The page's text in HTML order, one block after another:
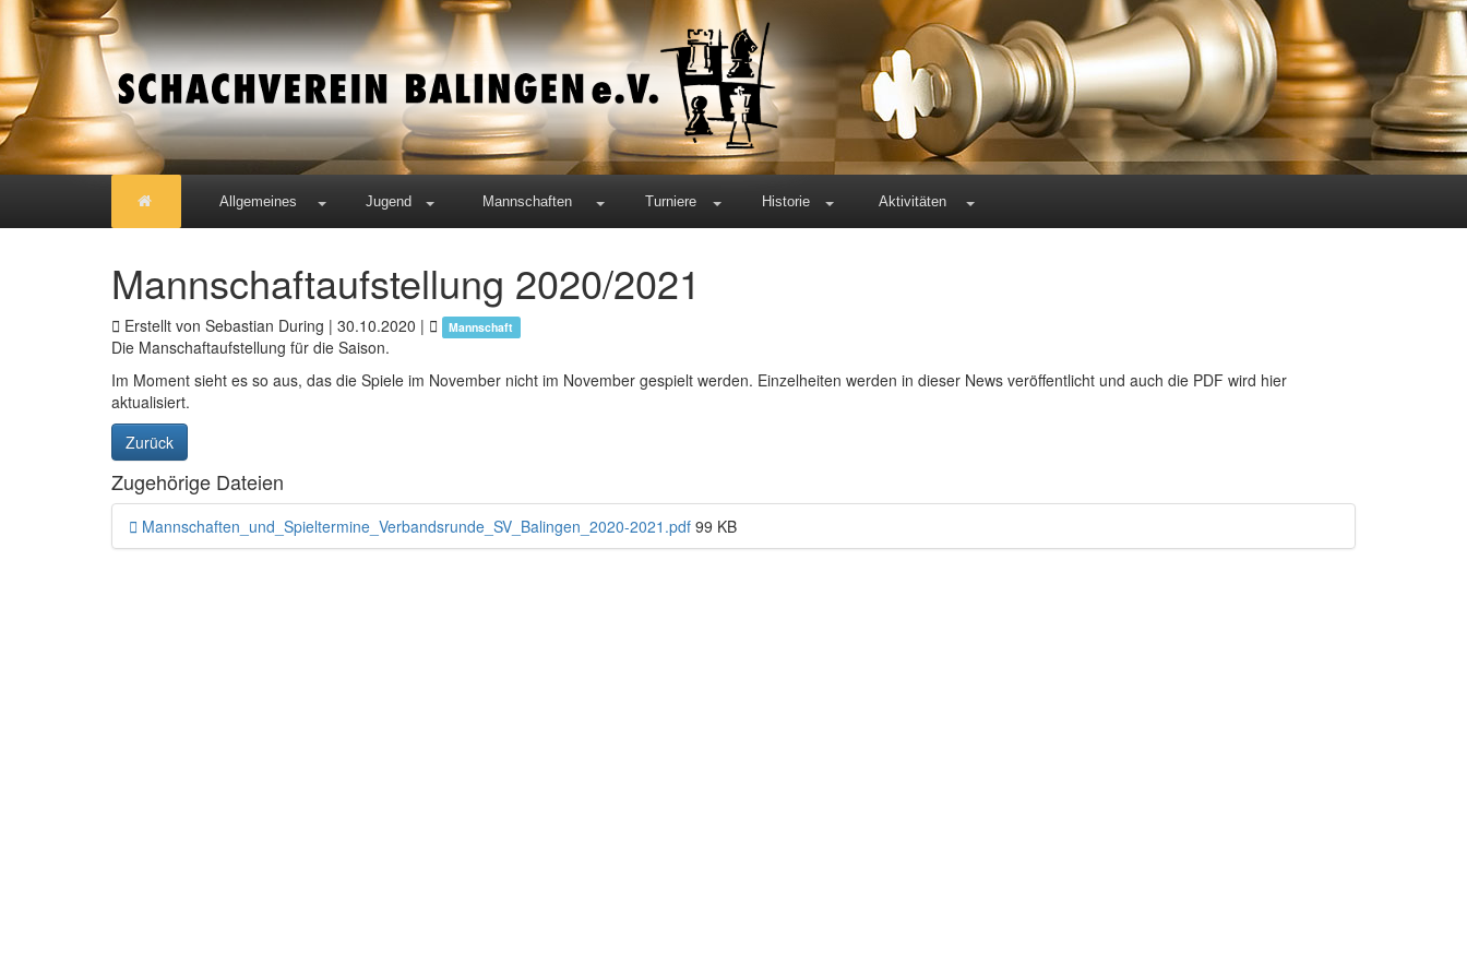
Allgemeines Jugend Mannschaften Turniere Historie Aktivitäten
Mannschaftaufstellung 2020/2021
Erstellt von Sebastian During | 30.10.2020 | Mannschaft
Die Manschaftaufstellung für die Saison.
Im Moment sieht es so aus, das die Spiele im November nicht im November gespielt werden. Einzelheiten werden in dieser News veröffentlicht und auch die PDF wird hier
aktualisiert.
Zurück
Zugehörige Dateien
Mannschaften_und_Spieltermine_Verbandsrunde_SV_Balingen_2020-2021.pdf 99 KB